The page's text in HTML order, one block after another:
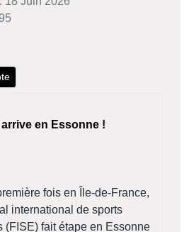
arrive en Essonne !
fois en Île-de-France,
international de sports
(FISE) fait étape en Essonne